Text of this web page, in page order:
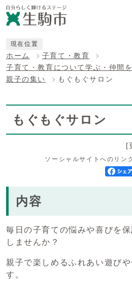
現在位置
ホーム
子育て・教育
子育て・教育について学ぶ・仲間
親子の集い
もぐもぐサロン
もぐもぐサロン
[
ソーシャルサイトへのリン
内容
毎日の子育ての悩みや喜びを
しませんか？
親子で楽しめるふれあい遊び
す。